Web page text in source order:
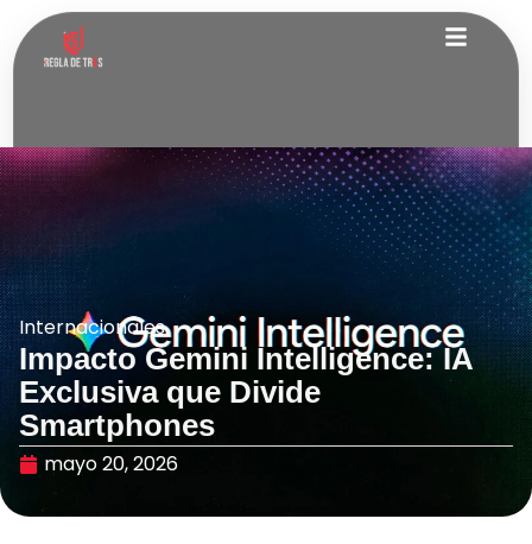
Internacionales
Impacto Gemini Intelligence: IA
Exclusiva que Divide
Smartphones
mayo 20, 2026